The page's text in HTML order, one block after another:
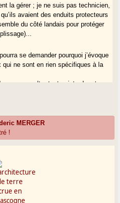
la gérer ; je ne suis pas technicien,
avaient des enduits protecteurs
du côté landais pour protéger
se demander pourquoi j’évoque
qui ne sont en rien spécifiques à la
ausculter toute piste de retour
court - loin de là, mais au
l’être, plus que les dérivés du
expansé, « isolant synthétique
être utilisé pour tout type
MERGER
!